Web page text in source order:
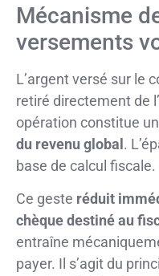
Mécanisme
versements
L’argent versé sur le
retiré directement de
opération constitue
du revenu global.
base de calcul fiscale.
Ce geste réduit
chèque destiné au
entraîne
payer. Il s’agit du